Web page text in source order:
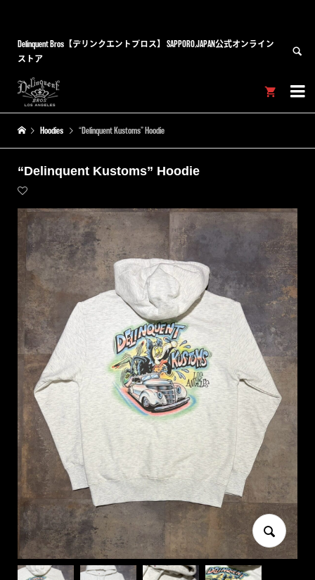
Delinquent Bros【デリンクエントブロス】 SAPPORO,JAPAN公式オンライン
ストア


Hoodies “Delinquent Kustoms” Hoodie
“Delinquent Kustoms” Hoodie